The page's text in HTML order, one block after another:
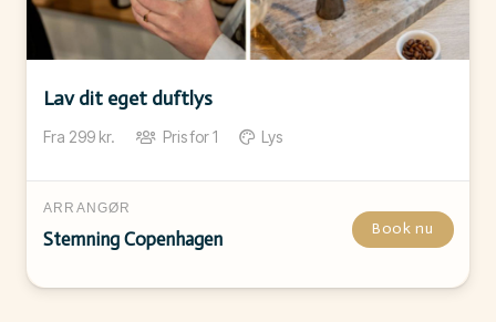
Lav dit eget duftlys
Fra 299 kr. Pris for1 Lys
ARRANGØR
Stemning Copenhagen Book nu